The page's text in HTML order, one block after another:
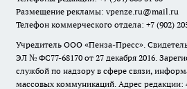
Размещение рекламы: vpenze.ru@mail.ru
Телефон коммерческого отдела: +7 (902)
Учредитель ООО «Пенза-Пресс».
ЭЛ № ФС77-68170 от 27 декабря 2016.
службой по надзору в сфере связи,
массовых коммуникаций. Адрес редакции: